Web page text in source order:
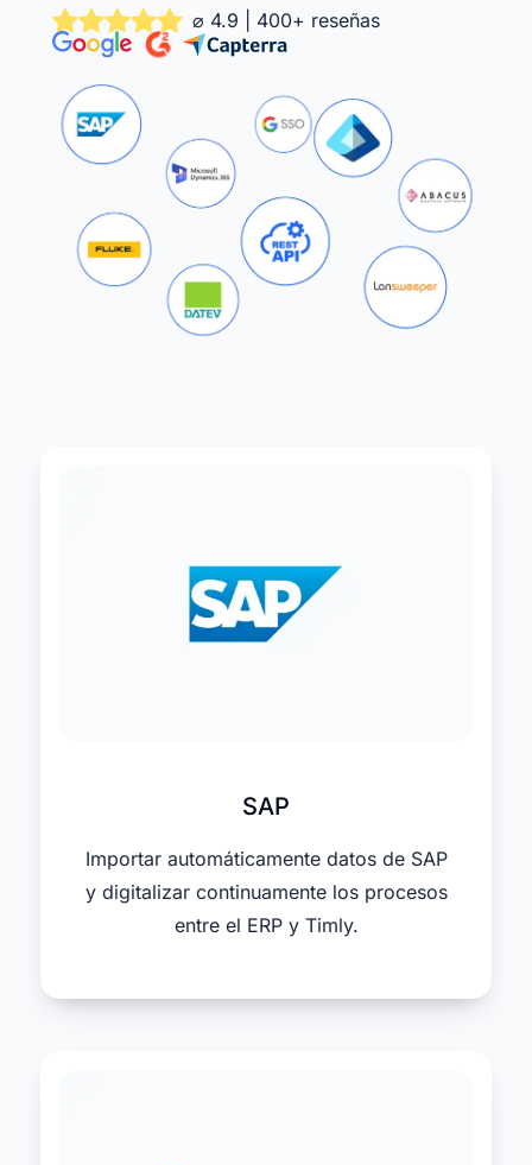
⌀ 4.9 | 400+ reseñas
SAP
Importar automáticamente datos de SAP
y digitalizar continuamente los procesos
entre el ERP y Timly.